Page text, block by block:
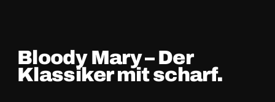
Bloody Mary – Der
Klassiker mit scharf.